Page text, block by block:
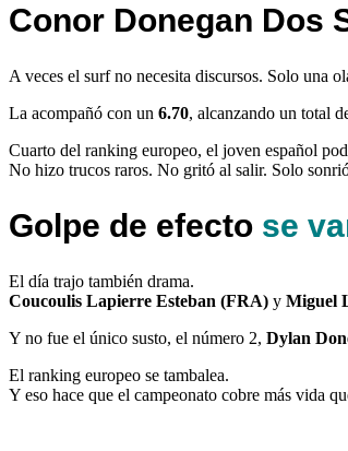
Conor Donegan Dos
A veces el surf no necesita discursos. Solo una
La acompañó con un 6.70, alcanzando un total
Cuarto del ranking europeo, el joven español
No hizo trucos raros. No gritó al salir. Solo
Golpe de efecto se
El día trajo también drama.
Coucoulis Lapierre Esteban (FRA) y Miguel
Y no fue el único susto, el número 2, Dylan
El ranking europeo se tambalea.
Y eso hace que el campeonato cobre más vida